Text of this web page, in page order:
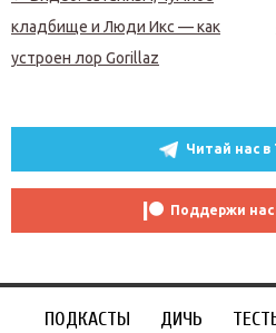
кладбище и Люди Икс — как
устроен лор Gorillaz
Читай нас в
Поддержи
ПОДКАСТЫ ДИЧЬ